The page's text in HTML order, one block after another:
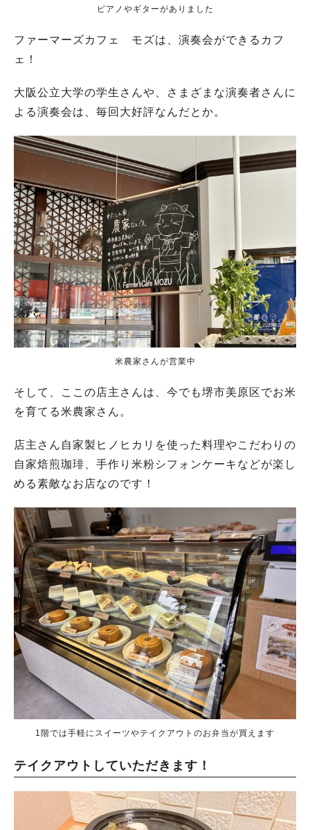
ピアノやギターがありました
ファーマーズカフェ モズは、演奏会ができるカフ
ェ！
大阪公立大学の学生さんや、さまざまな演奏者さんに
よる演奏会は、毎回大好評なんだとか。
米農家さんが営業中
そして、ここの店主さんは、今でも堺市美原区でお米
を育てる米農家さん。
店主さん自家製ヒノヒカリを使った料理やこだわりの
自家焙煎珈琲、手作り米粉シフォンケーキなどが楽し
める素敵なお店なのです！
1階では手軽にスイーツやテイクアウトのお弁当が買えます
テイクアウトしていただきます！